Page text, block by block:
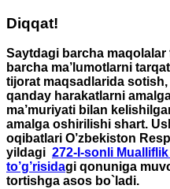
Diqqat!
Saytdagi barcha
barcha ma’lumotlarni
tijorat maqsadlarida
qanday harakatlarni
ma’muriyati bilan
amalga oshirilishi shart.
oqibatlari O’zbekiston
yildagi 272-I-sonli
to’g’risidagi qonuniga
tortishga asos bo`ladi.